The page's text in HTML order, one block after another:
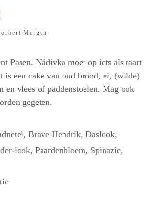
Mergen
Pasen. Nádivka moet op iets als taart
is een cake van oud brood, ei, (wilde)
en vlees of paddenstoelen. Mag ook
gegeten.
, Brave Hendrik, Daslook,
look, Paardenbloem, Spinazie,